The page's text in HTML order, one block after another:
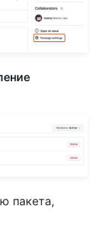
пакета,